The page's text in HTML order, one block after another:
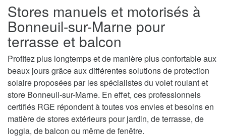
Stores manuels et motorisés à
Bonneuil-sur-Marne pour
terrasse et balcon
Profitez plus longtemps et de manière plus confortable aux
beaux jours grâce aux différentes solutions de protection
solaire proposées par les spécialistes du volet roulant et
store Bonneuil-sur-Marne. En effet, ces professionnels
certifiés RGE répondent à toutes vos envies et besoins en
matière de stores extérieurs pour jardin, de terrasse, de
loggia, de balcon ou même de fenêtre.